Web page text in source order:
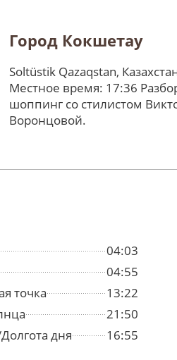
Город Кокшетау
Soltüstik Qazaqstan,
Местное время: 17:36
шоппинг со стилистом
Воронцовой.
04:03
04:55
точка
13:22
21:50
дня
16:55